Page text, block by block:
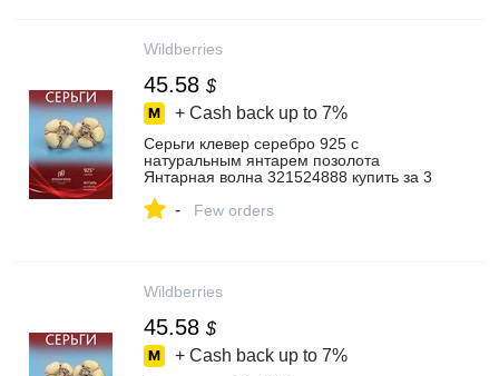
Wildberries
45.58 $
+ Cash back up to 7%
Серьги клевер серебро 925 с
натуральным янтарем позолота
Янтарная волна 321524888 купить за 3
- Few orders
Wildberries
45.58 $
+ Cash back up to 7%